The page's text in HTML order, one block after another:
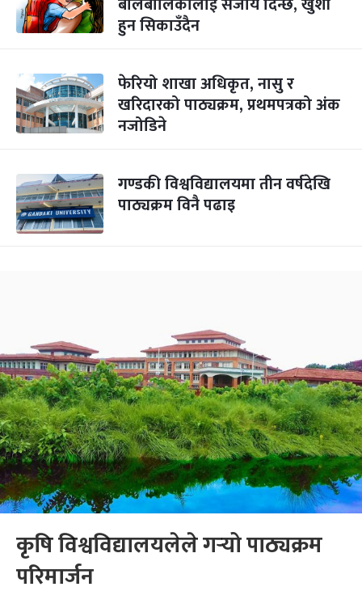
हुन सिकाउँदैन
फेरियो शाखा अधिकृत, नासु र
खरिदारको पाठ्यक्रम, प्रथमपत्रको अंक
नजोडिने
गण्डकी विश्वविद्यालयमा तीन वर्षदेखि
पाठ्यक्रम विनै पढाइ
कृषि विश्वविद्यालयलेले गर्‍यो पाठ्यक्रम
परिमार्जन